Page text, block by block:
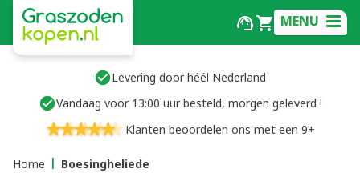
MENU
Levering door héél Nederland
Vandaag voor 13:00 uur besteld, morgen geleverd !
Klanten beoordelen ons met een 9+
Home Boesingheliede